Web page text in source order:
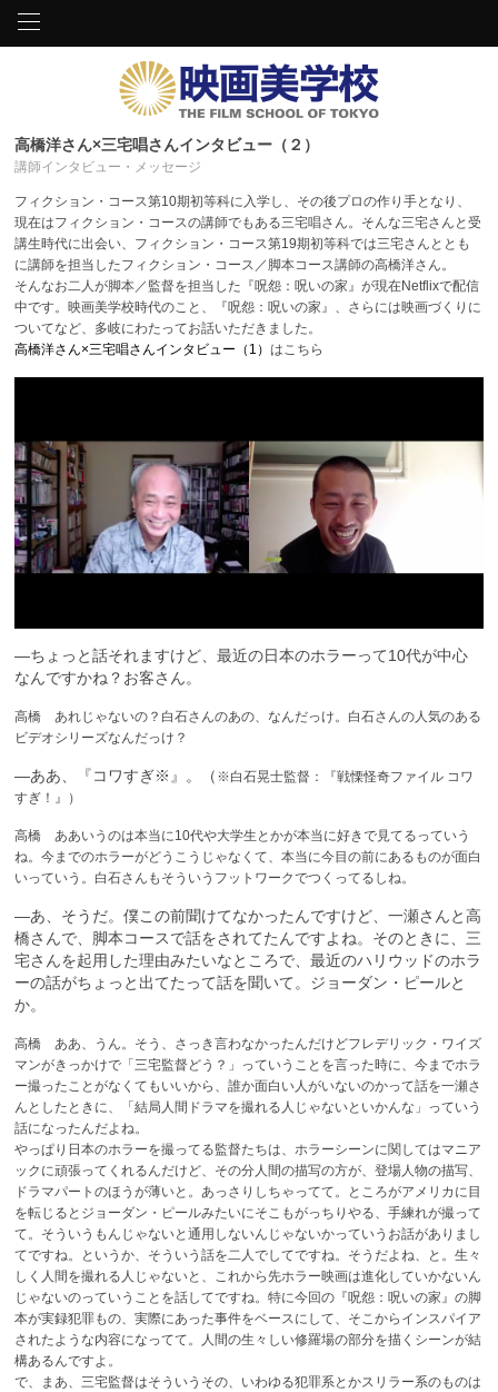
高橋洋さん×三宅唱さんインタビュー（２）
講師インタビュー・メッセージ
フィクション・コース第10期初等科に入学し、その後プロの作り手となり、
現在はフィクション・コースの講師でもある三宅唱さん。そんな三宅さんと受
講生時代に出会い、フィクション・コース第19期初等科では三宅さんととも
に講師を担当したフィクション・コース／脚本コース講師の高橋洋さん。
そんなお二人が脚本／監督を担当した『呪怨：呪いの家』が現在Netflixで配信
中です。映画美学校時代のこと、『呪怨：呪いの家』、さらには映画づくりに
ついてなど、多岐にわたってお話いただきました。
高橋洋さん×三宅唱さんインタビュー（1）はこちら
—ちょっと話それますけど、最近の日本のホラーって10代が中心
なんですかね？お客さん。
高橋 あれじゃないの？白石さんのあの、なんだっけ。白石さんの人気のある
ビデオシリーズなんだっけ？
—ああ、『コワすぎ※』。（ ※白石晃士監督：『戦慄怪奇ファイル コワ
すぎ！』）
高橋 ああいうのは本当に10代や大学生とかが本当に好きで見てるっていう
ね。今までのホラーがどうこうじゃなくて、本当に今目の前にあるものが面白
いっていう。白石さんもそういうフットワークでつくってるしね。
—あ、そうだ。僕この前聞けてなかったんですけど、一瀬さんと高
橋さんで、脚本コースで話をされてたんですよね。そのときに、三
宅さんを起用した理由みたいなところで、最近のハリウッドのホラ
ーの話がちょっと出てたって話を聞いて。ジョーダン・ピールと
か。
高橋 ああ、うん。そう、さっき言わなかったんだけどフレデリック・ワイズ
マンがきっかけで「三宅監督どう？」っていうことを言った時に、今までホラ
ー撮ったことがなくてもいいから、誰か面白い人がいないのかって話を一瀬さ
んとしたときに、「結局人間ドラマを撮れる人じゃないといかんな」っていう
話になったんだよね。
やっぱり日本のホラーを撮ってる監督たちは、ホラーシーンに関してはマニア
ックに頑張ってくれるんだけど、その分人間の描写の方が、登場人物の描写、
ドラマパートのほうが薄いと。あっさりしちゃってて。ところがアメリカに目
を転じるとジョーダン・ピールみたいにそこもがっちりやる、手練れが撮って
て。そういうもんじゃないと通用しないんじゃないかっていうお話がありまし
てですね。というか、そういう話を二人でしてですね。そうだよね、と。生々
しく人間を撮れる人じゃないと、これから先ホラー映画は進化していかないん
じゃないのっていうことを話してですね。特に今回の『呪怨：呪いの家』の脚
本が実録犯罪もの、実際にあった事件をベースにして、そこからインスパイア
されたような内容になってて。人間の生々しい修羅場の部分を描くシーンが結
構あるんですよ。
で、まあ、三宅監督はそういうその、いわゆる犯罪系とかスリラー系のものは